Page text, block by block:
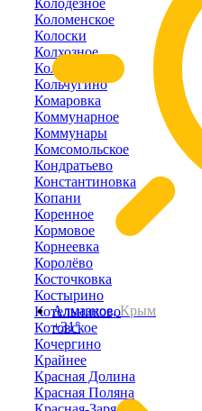
Алмазное,Крым
+31°
Коломенское
Колоски
Колхозное
Кольцово
Кольчугино
Комаровка
Коммунарное
Коммунары
Комсомольское
Кондратьево
Константиновка
Копани
Коренное
Кормовое
Корнеевка
Королёво
Косточковка
Костырино
Котельниково
Котовское
Кочергино
Крайнее
Красная Долина
Красная Поляна